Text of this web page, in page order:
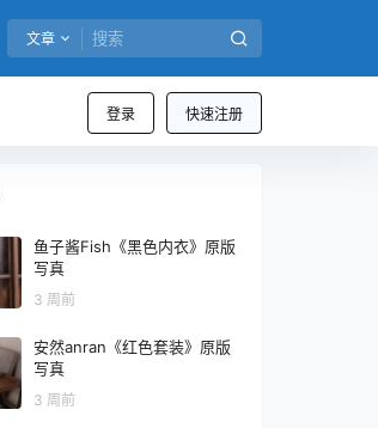
文章
登录 快速注册
鱼子酱Fish《黑色内衣》原版
写真
3 周前
安然anran《红色套装》原版
写真
3 周前